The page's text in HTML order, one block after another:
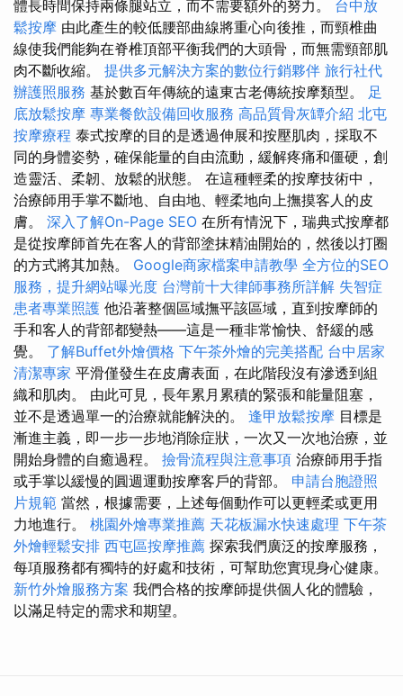
體長時間保持兩條腿站立，而不需要額外的努力。 台中放
鬆按摩 由此產生的較低腰部曲線將重心向後推，而頸椎曲
線使我們能夠在脊椎頂部平衡我們的大頭骨，而無需頸部肌
肉不斷收縮。 提供多元解決方案的數位行銷夥伴 旅行社代
辦護照服務 基於數百年傳統的遠東古老傳統按摩類型。 足
底放鬆按摩 專業餐飲設備回收服務 高品質骨灰罈介紹 北屯
按摩療程 泰式按摩的目的是透過伸展和按壓肌肉，採取不
同的身體姿勢，確保能量的自由流動，緩解疼痛和僵硬，創
造靈活、柔韌、放鬆的狀態。 在這種輕柔的按摩技術中，
治療師用手掌不斷地、自由地、輕柔地向上撫摸客人的皮
膚。 深入了解On-Page SEO 在所有情況下，瑞典式按摩都
是從按摩師首先在客人的背部塗抹精油開始的，然後以打圈
的方式將其加熱。 Google商家檔案申請教學 全方位的SEO
服務，提升網站曝光度 台灣前十大律師事務所詳解 失智症
患者專業照護 他沿著整個區域撫平該區域，直到按摩師的
手和客人的背部都變熱——這是一種非常愉快、舒緩的感
覺。 了解Buffet外燴價格 下午茶外燴的完美搭配 台中居家
清潔專家 平滑僅發生在皮膚表面，在此階段沒有滲透到組
織和肌肉。 由此可見，長年累月累積的緊張和能量阻塞，
並不是透過單一的治療就能解決的。 逢甲放鬆按摩 目標是
漸進主義，即一步一步地消除症狀，一次又一次地治療，並
開始身體的自癒過程。 撿骨流程與注意事項 治療師用手指
或手掌以緩慢的圓週運動按摩客戶的背部。 申請台胞證照
片規範 當然，根據需要，上述每個動作可以更輕柔或更用
力地進行。 桃園外燴專業推薦 天花板漏水快速處理 下午茶
外燴輕鬆安排 西屯區按摩推薦 探索我們廣泛的按摩服務，
每項服務都有獨特的好處和技術，可幫助您實現身心健康。
新竹外燴服務方案 我們合格的按摩師提供個人化的體驗，
以滿足特定的需求和期望。